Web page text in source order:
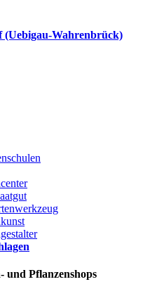
(Uebigau-Wahrenbrück)
und Pflanzenshops